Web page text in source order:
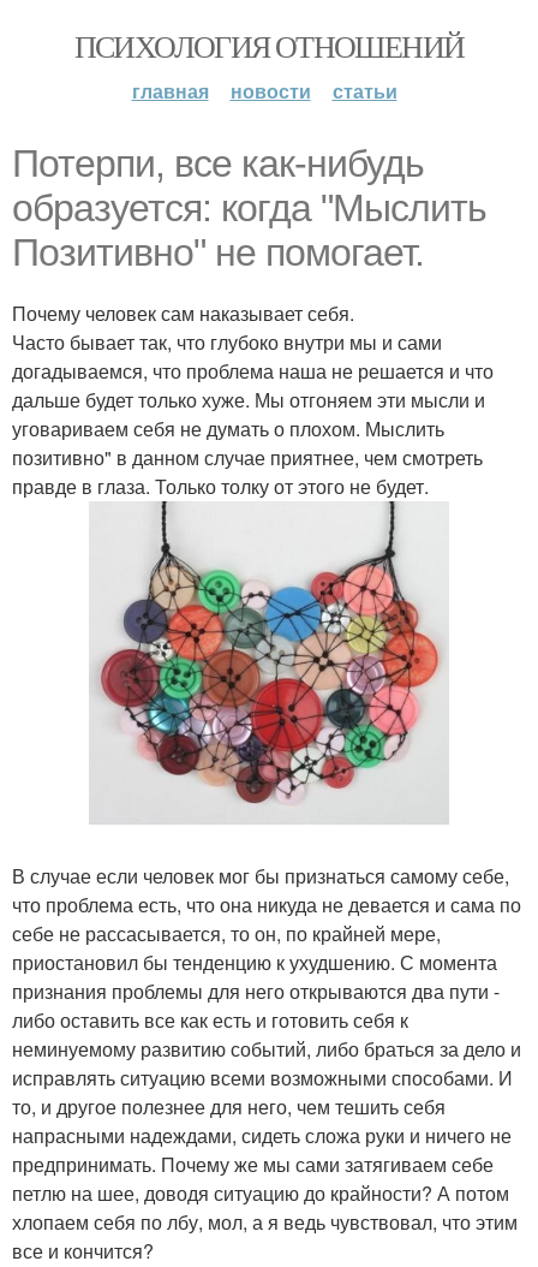
ПСИХОЛОГИЯ ОТНОШЕНИЙ
главная новости статьи
Потерпи, все как-нибудь
образуется: когда "Мыслить
Позитивно" не помогает.
Почему человек сам наказывает себя.
Часто бывает так, что глубоко внутри мы и сами
догадываемся, что проблема наша не решается и что
дальше будет только хуже. Мы отгоняем эти мысли и
уговариваем себя не думать о плохом. Мыслить
позитивно" в данном случае приятнее, чем смотреть
правде в глаза. Только толку от этого не будет.
В случае если человек мог бы признаться самому себе,
что проблема есть, что она никуда не девается и сама по
себе не рассасывается, то он, по крайней мере,
приостановил бы тенденцию к ухудшению. С момента
признания проблемы для него открываются два пути -
либо оставить все как есть и готовить себя к
неминуемому развитию событий, либо браться за дело и
исправлять ситуацию всеми возможными способами. И
то, и другое полезнее для него, чем тешить себя
напрасными надеждами, сидеть сложа руки и ничего не
предпринимать. Почему же мы сами затягиваем себе
петлю на шее, доводя ситуацию до крайности? А потом
хлопаем себя по лбу, мол, а я ведь чувствовал, что этим
все и кончится?